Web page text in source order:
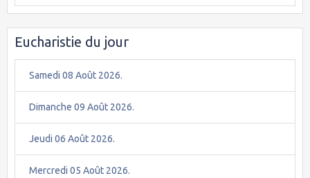
Eucharistie du jour
Samedi 08 Août 2026.
Dimanche 09 Août 2026.
Jeudi 06 Août 2026.
Mercredi 05 Août 2026.